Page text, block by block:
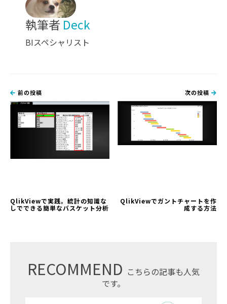
執筆者 Deck
BIスペシャリスト
前の投稿
QlikViewで実践。統計の知識な
しでできる簡単なバスケット分析
次の投稿
QlikViewでガントチャートを作
成する方法
RECOMMEND こちらの記事も人気
です。